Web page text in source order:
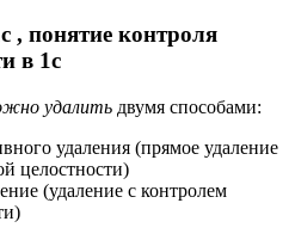
, понятие контроля
в 1с
удалить двумя способами:
удаления (прямое удаление
целостности)
(удаление с контролем